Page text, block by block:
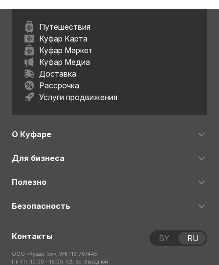
Путешествия
Куфар Карта
Куфар Маркет
Куфар Медиа
Доставка
Рассрочка
Услуги продвижения
О Куфаре
Для бизнеса
Полезно
Безопасность
Контакты
ООО «Куфар Тех», УНП 191767445
Пн-Пт: 10:00 – 18:00; Сб, Вс: Выходной
BY RU